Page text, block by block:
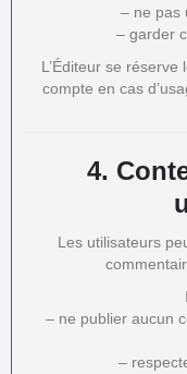
– ne pas
– garder
L’Éditeur se
compte en cas
4.
Les utilisateurs
– ne publier aucun
–